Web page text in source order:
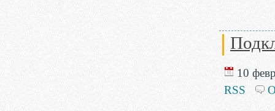
10
RSS